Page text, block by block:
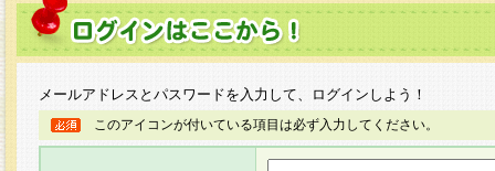
メールアドレスとパスワードを入力して、ログインしよう！
このアイコンが付いている項目は必ず入力してください。